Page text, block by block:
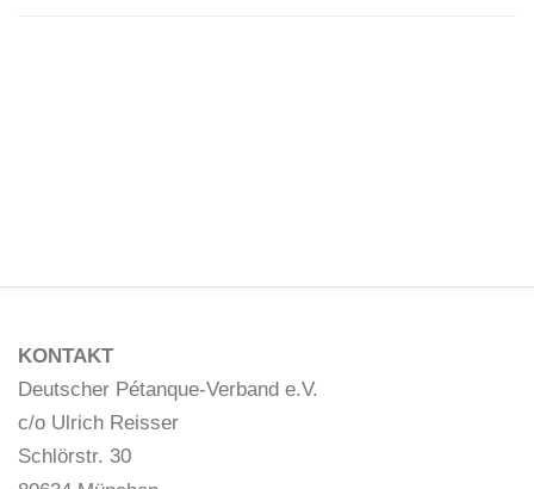
KONTAKT
Deutscher Pétanque-Verband e.V.
c/o Ulrich Reisser
Schlörstr. 30